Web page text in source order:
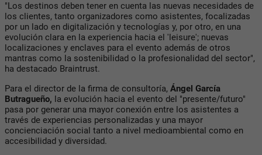
"Los destinos deben tener en cuenta las nuevas necesidades de
los clientes, tanto organizadores como asistentes, focalizadas
por un lado en digitalización y tecnologías y, por otro, en una
evolución clara en la experiencia hacia el 'leisure'; nuevas
localizaciones y enclaves para el evento además de otros
mantras como la sostenibilidad o la profesionalidad del sector",
ha destacado Braintrust.
Para el director de la firma de consultoría, Ángel García
Butragueño, la evolución hacia el evento del "presente/futuro"
pasa por generar una mayor conexión entre los asistentes a
través de experiencias personalizadas y una mayor
concienciación social tanto a nivel medioambiental como en
accesibilidad y diversidad.